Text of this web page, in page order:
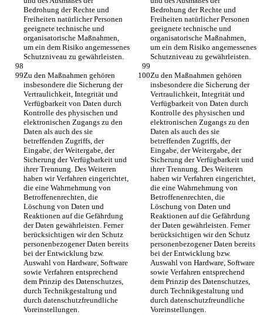
Bedrohung der Rechte und
Freiheiten natürlicher Personen
geeignete technische und
organisatorische Maßnahmen,
um ein dem Risiko angemessenes
Schutzniveau zu gewährleisten.
Bedrohung der Rechte und
Freiheiten natürlicher Personen
geeignete technische und
organisatorische Maßnahmen,
um ein dem Risiko angemessenes
Schutzniveau zu gewährleisten.
Zu den Maßnahmen gehören
insbesondere die Sicherung der
Vertraulichkeit, Integrität und
Verfügbarkeit von Daten durch
Kontrolle des physischen und
elektronischen Zugangs zu den
Daten als auch des sie
betreffenden Zugriffs, der
Eingabe, der Weitergabe, der
Sicherung der Verfügbarkeit und
ihrer Trennung. Des Weiteren
haben wir Verfahren eingerichtet,
die eine Wahrnehmung von
Betroffenenrechten, die
Löschung von Daten und
Reaktionen auf die Gefährdung
der Daten gewährleisten. Ferner
berücksichtigen wir den Schutz
personenbezogener Daten bereits
bei der Entwicklung bzw.
Auswahl von Hardware, Software
sowie Verfahren entsprechend
dem Prinzip des Datenschutzes,
durch Technikgestaltung und
durch datenschutzfreundliche
Voreinstellungen.
Zu den Maßnahmen gehören
insbesondere die Sicherung der
Vertraulichkeit, Integrität und
Verfügbarkeit von Daten durch
Kontrolle des physischen und
elektronischen Zugangs zu den
Daten als auch des sie
betreffenden Zugriffs, der
Eingabe, der Weitergabe, der
Sicherung der Verfügbarkeit und
ihrer Trennung. Des Weiteren
haben wir Verfahren eingerichtet,
die eine Wahrnehmung von
Betroffenenrechten, die
Löschung von Daten und
Reaktionen auf die Gefährdung
der Daten gewährleisten. Ferner
berücksichtigen wir den Schutz
personenbezogener Daten bereits
bei der Entwicklung bzw.
Auswahl von Hardware, Software
sowie Verfahren entsprechend
dem Prinzip des Datenschutzes,
durch Technikgestaltung und
durch datenschutzfreundliche
Voreinstellungen.